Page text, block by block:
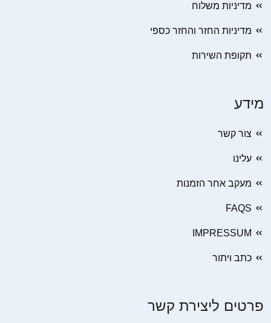
מדיניות משלוח
מדיניות החזר והחזר כספי
תקופת השירות
מידע
צור קשר
עלינו
מעקב אחר הזמנות
FAQS
IMPRESSUM
כתב ויתור
פרטים ליצירת קשר